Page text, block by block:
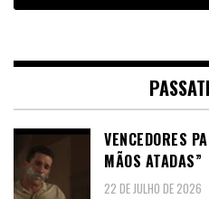
VENCEDORES
MÃOS ATADAS”
22 DE JULHO DE 2026